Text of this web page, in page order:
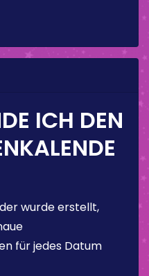
ICH DEN
wurde erstellt,
für jedes Datum